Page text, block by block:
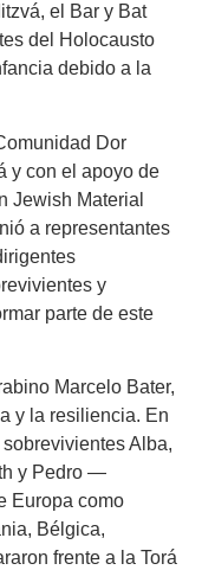
el Bar y Bat
del Holocausto
debido a la
Dor
y con el apoyo de
Jewish Material
a representantes
y
parte de este
Marcelo Bater,
y la resiliencia. En
Alba,
y Pedro —
Europa como
Bélgica,
frente a la Torá